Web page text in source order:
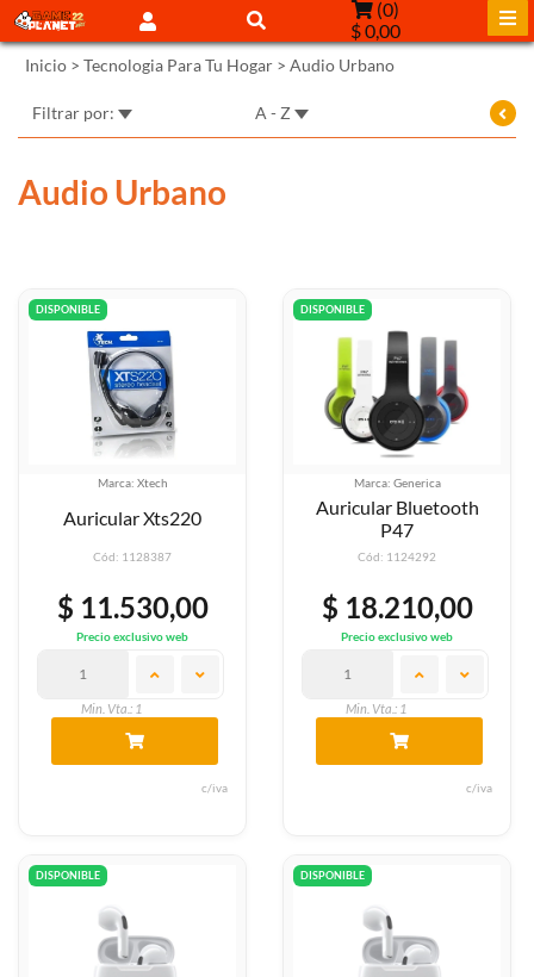
(0)
$ 0,00
Inicio > Tecnologia Para Tu Hogar > Audio Urbano
Filtrar por: A - Z
Audio Urbano
DISPONIBLE
Marca: Xtech
Auricular Xts220
Cód: 1128387
$ 11.530,00
Precio exclusivo web
Min. Vta.: 1
c/iva
DISPONIBLE
Marca: Generica
Auricular Bluetooth
P47
Cód: 1124292
$ 18.210,00
Precio exclusivo web
Min. Vta.: 1
c/iva
DISPONIBLE DISPONIBLE